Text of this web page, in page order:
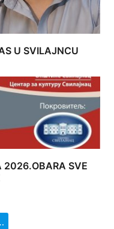
U SVILAJNCU
2026.OBARA SVE